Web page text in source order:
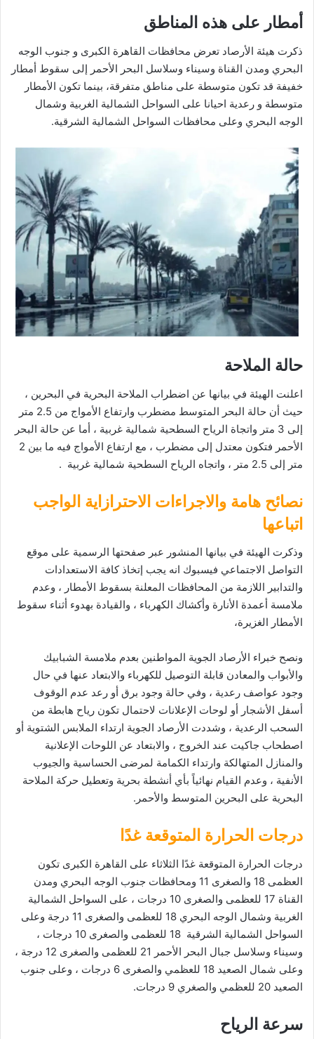
‎ذكرت هيئة الأرصاد تعرض محافظات القاهرة الكبرى و جنوب الوجه
البحري ومدن القناة وسيناء وسلاسل البحر الأحمر إلى سقوط أمطار
خفيفة قد تكون متوسطة على مناطق متفرقة، بينما تكون الأمطار
متوسطة و رعدية احيانا على السواحل الشمالية الغربية وشمال
الوجه البحري وعلى محافظات السواحل الشمالية الشرقية.
‎اعلنت الهيئة في بيانها عن اضطراب الملاحة البحرية في البحرين ،
حيث أن حالة البحر المتوسط مضطرب وارتفاع الأمواج من 2.5 متر
إلى 3 متر واتجاة الرياح السطحية شمالية غربية ، أما عن حالة البحر
الأحمر فتكون معتدل إلى مضطرب ، مع ارتفاع الأمواج فيه ما بين 2
متر إلى 2.5 متر ، واتجاه الرياح السطحية شمالية غربية .
نصائح هامة والاجراءات الاحترازاية الواجب
اتباعها
‎وذكرت الهيئة في بيانها المنشور عبر صفحتها الرسمية على موقع
التواصل الاجتماعي فيسبوك انه يجب إتخاذ كافة الاستعدادات
والتدابير اللازمة من المحافظات المعلنة بسقوط الأمطار ، وعدم
ملامسة أعمدة الأنارة وأكشاك الكهرباء ، والقيادة بهدوء أثناء سقوط
الأمطار الغزيرة،
‎ونصح خبراء الأرصاد الجوية المواطنين بعدم ملامسة الشبابيك
والأبواب والمعادن قابلة التوصيل للكهرباء والابتعاد عنها في حال
وجود عواصف رعدية ، وفي حالة وجود برق أو رعد عدم الوقوف
أسفل الأشجار أو لوحات الإعلانات لاحتمال تكون رياح هابطة من
السحب الرعدية ، وشددت الأرصاد الجوية ارتداء الملابس الشتوية أو
اصطحاب جاكيت عند الخروج ، والابتعاد عن اللوحات الإعلانية
والمنازل المتهالكة وارتداء الكمامة لمرضى الحساسية والجيوب
الأنفية ، وعدم القيام نهائياً بأي أنشطة بحرية وتعطيل حركة الملاحة
البحرية على البحرين المتوسط والأحمر.
درجات الحرارة المتوقعة غدًا
‎درجات الحرارة المتوقعة غدًا الثلاثاء على القاهرة الكبرى تكون
العظمى 18 والصغرى 11 ومحافظات جنوب الوجه البحري ومدن
القناة 17 للعظمى والصغرى 10 درجات ، على السواحل الشمالية
الغربية وشمال الوجه البحري 18 للعظمى والصغرى 11 درجة وعلى
السواحل الشمالية الشرقية 18 للعظمى والصغرى 10 درجات ،
وسيناء وسلاسل جبال البحر الأحمر 21 للعظمى والصغرى 12 درجة ،
وعلى شمال الصعيد 18 للعظمي والصغرى 6 درجات ، وعلى جنوب
الصعيد 20 للعظمي والصغري 9 درجات.